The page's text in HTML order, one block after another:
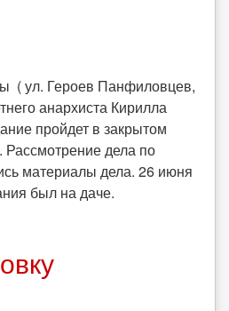
( ул. Героев Панфиловцев,
анархиста Кирилла
пройдет в закрытом
Рассмотрение дела по
материалы дела. 26 июня
был на даче.